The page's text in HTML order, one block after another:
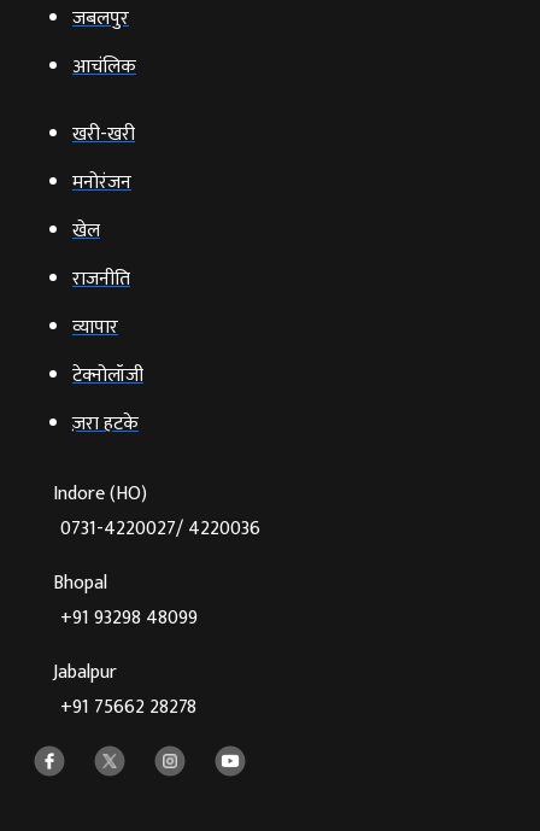
जबलपुर
आचंलिक
खरी-खरी
मनोरंजन
खेल
राजनीति
व्‍यापार
टेक्‍नोलॉजी
ज़रा हटके
Indore (HO)
0731-4220027/ 4220036
Bhopal
+91 93298 48099
Jabalpur
+91 75662 28278